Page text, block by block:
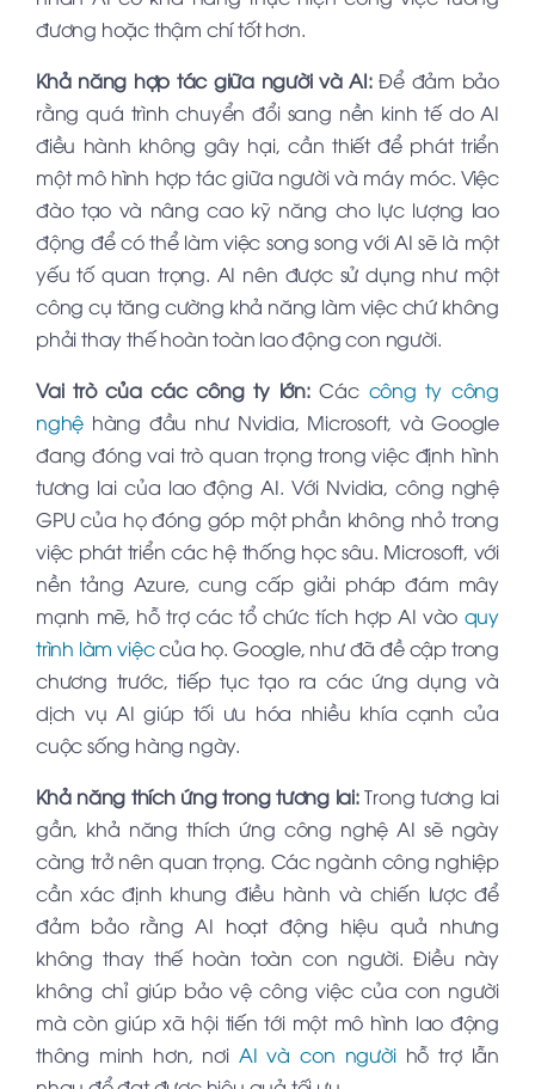
đương hoặc thậm chí tốt hơn.
Khả năng hợp tác giữa người và AI:Để đảm bảo
rằng quá trình chuyển đổi sang nền kinh tế do AI
điều hành không gây hại, cần thiết để phát triển
một mô hình hợp tác giữa người và máy móc. Việc
đào tạo và nâng cao kỹ năng cho lực lượng lao
động để có thể làm việc song song với AI sẽ là một
yếu tố quan trọng. AI nên được sử dụng như một
công cụ tăng cường khả năng làm việc chứ không
phải thay thế hoàn toàn lao động con người.
Vai trò của các công ty lớn:Các công ty công
nghệ hàng đầu như Nvidia, Microsoft, và Google
đang đóng vai trò quan trọng trong việc định hình
tương lai của lao động AI. Với Nvidia, công nghệ
GPU của họ đóng góp một phần không nhỏ trong
việc phát triển các hệ thống học sâu. Microsoft, với
nền tảng Azure, cung cấp giải pháp đám mây
mạnh mẽ, hỗ trợ các tổ chức tích hợp AI vào quy
trình làm việccủa họ. Google, như đã đề cập trong
chương trước, tiếp tục tạo ra các ứng dụng và
dịch vụ AI giúp tối ưu hóa nhiều khía cạnh của
cuộc sống hàng ngày.
Khả năng thích ứng trong tương lai:Trong tương lai
gần, khả năng thích ứng công nghệ AI sẽ ngày
càng trở nên quan trọng. Các ngành công nghiệp
cần xác định khung điều hành và chiến lược để
đảm bảo rằng AI hoạt động hiệu quả nhưng
không thay thế hoàn toàn con người. Điều này
không chỉ giúp bảo vệ công việc của con người
mà còn giúp xã hội tiến tới một mô hình lao động
thông minh hơn, nơi AI và con ngườihỗ trợ lẫn